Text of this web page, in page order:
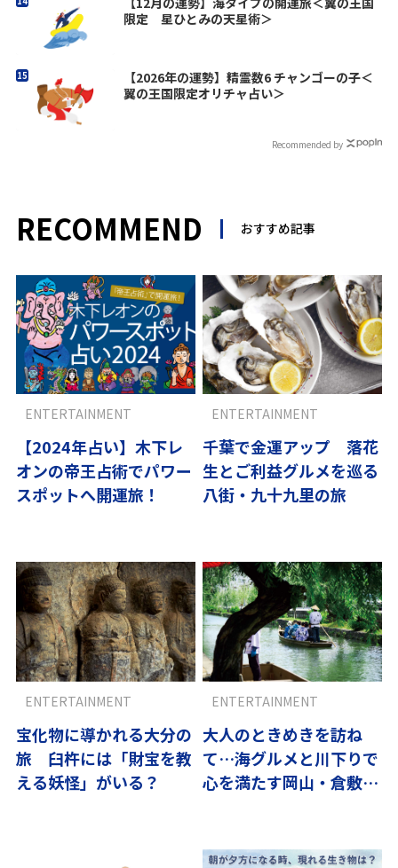
限定 星ひとみの天星術＞
【2026年の運勢】精霊数6 チャンゴーの子＜
翼の王国限定オリチャ占い＞
Recommended by
RECOMMEND おすすめ記事
【2024年占い】木下レ
オンの帝王占術でパワー
スポットへ開運旅！
ENTERTAINMENT
千葉で金運アップ 落花
生とご利益グルメを巡る
八街・九十九里の旅
ENTERTAINMENT
宝化物に導かれる大分の
旅 臼杵には「財宝を教
える妖怪」がいる？
ENTERTAINMENT
大人のときめきを訪ね
て…海グルメと川下りで
心を満たす岡山・倉敷の
ENTERTAINMENT